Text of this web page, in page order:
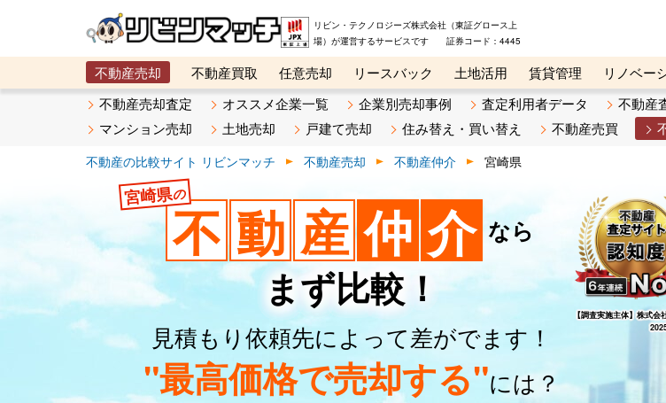
リビン・テクノロジーズ株式会社（東証グロース上
場）が運営するサービスです 証券コード：4445
不動産売却 不動産買取 任意売却 リースバック 土地活用 賃貸管理 リノベー
メタ住宅展示場
ベスト不動産カンパニー オンライン講座 リビンマガジンBiz 不動産
不動産売却査定 オススメ企業一覧 企業別売却事例 査定利用者データ
不動産
マンション売却
土地売却 戸建て売却 住み替え・買い替え 不動産売買
不動産の比較サイト リビンマッチ 不動産売却 不動産仲介 宮崎県
宮崎県の
不 動 産 仲 介 なら
まず比較！
見積もり依頼先によって差がでます！
"最高価格で売却する"には？
【調査実施主体】株式会